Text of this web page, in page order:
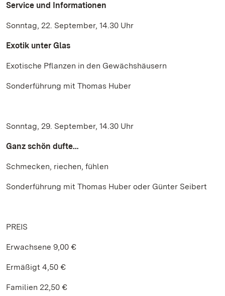
Service und Informationen
Sonntag, 22. September, 14.30 Uhr
Exotik unter Glas
Exotische Pflanzen in den Gewächshäusern
Sonderführung mit Thomas Huber
Sonntag, 29. September, 14.30 Uhr
Ganz schön dufte…
Schmecken, riechen, fühlen
Sonderführung mit Thomas Huber oder Günter Seibert
PREIS
Erwachsene 9,00 €
Ermäßigt 4,50 €
Familien 22,50 €